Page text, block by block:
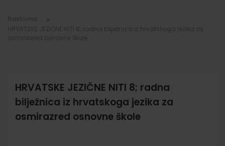
Naslovna
HRVATSKE JEZIČNE NITI 8; radna
bilježnica iz hrvatskoga jezika za
osmirazred osnovne škole